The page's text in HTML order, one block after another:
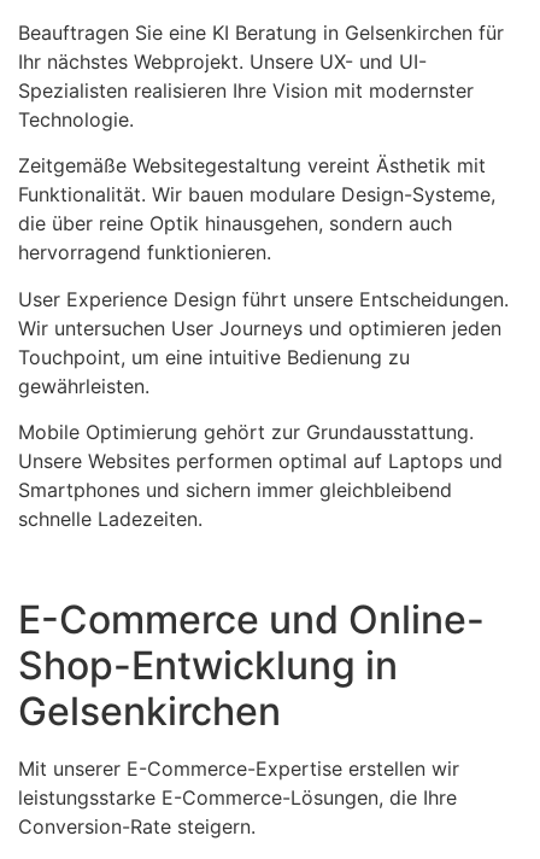
Beauftragen Sie eine KI Beratung in Gelsenkirchen für
Ihr nächstes Webprojekt. Unsere UX- und UI-
Spezialisten realisieren Ihre Vision mit modernster
Technologie.
Zeitgemäße Websitegestaltung vereint Ästhetik mit
Funktionalität. Wir bauen modulare Design-Systeme,
die über reine Optik hinausgehen, sondern auch
hervorragend funktionieren.
User Experience Design führt unsere Entscheidungen.
Wir untersuchen User Journeys und optimieren jeden
Touchpoint, um eine intuitive Bedienung zu
gewährleisten.
Mobile Optimierung gehört zur Grundausstattung.
Unsere Websites performen optimal auf Laptops und
Smartphones und sichern immer gleichbleibend
schnelle Ladezeiten.
E-Commerce und Online-
Shop-Entwicklung in
Gelsenkirchen
Mit unserer E-Commerce-Expertise erstellen wir
leistungsstarke E-Commerce-Lösungen, die Ihre
Conversion-Rate steigern.